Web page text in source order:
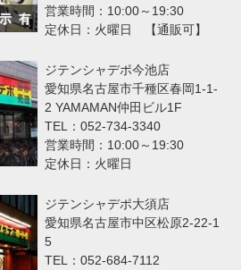
営業時間：10:00～19:30
定休日：火曜日 【通販可】
ジテンシャデポ今池店
愛知県名古屋市千種区春岡1-1-
2 YAMAMAN仲田ビル1F
TEL：052-734-3340
営業時間：10:00～19:30
定休日：火曜日
ジテンシャデポ大須店
愛知県名古屋市中区松原2-22-1
5
TEL：052-684-7112